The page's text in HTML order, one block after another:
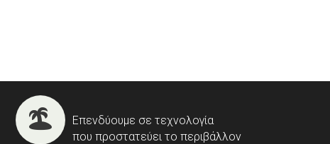
Επενδύουμε σε τεχνολογία
που προστατεύει το περιβάλλον